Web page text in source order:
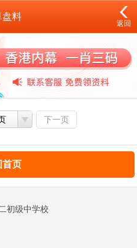
盘料
返回
下一页
首页
初级中学校